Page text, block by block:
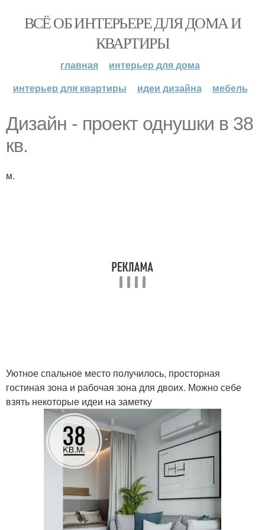
ВСЁ ОБ ИНТЕРЬЕРЕ ДЛЯ ДОМА И
КВАРТИРЫ
главная
интерьер для дома
интерьер для квартиры
идеи дизайна мебель
Дизайн - проект однушки в 38
кв.
м.
Уютное спальное место получилось, просторная
гостиная зона и рабочая зона для двоих. Можно себе
взять некоторые идеи на заметку